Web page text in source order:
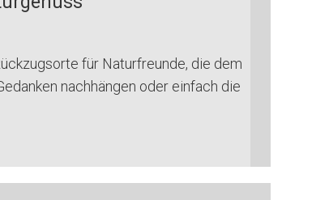
für Naturfreunde, die dem
nachhängen oder einfach die